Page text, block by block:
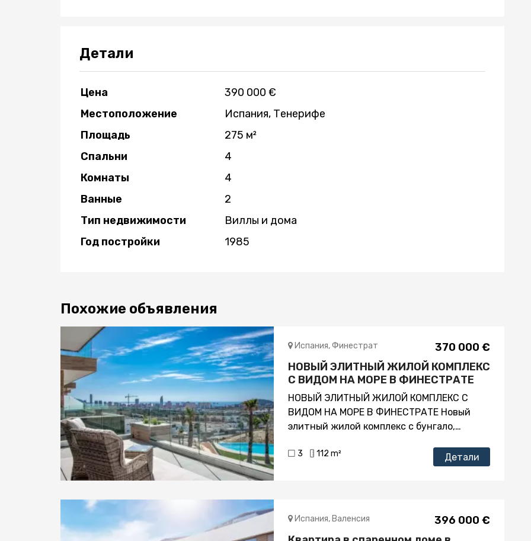
Детали
Цена
390 000 €
Местоположение
Испания, Тенерифе
Площадь
275 м²
Спальни
4
Комнаты
4
Ванные
2
Тип недвижимости
Виллы и дома
Год постройки
1985
Похожие объявления
370 000 €
Испания, Финестрат
НОВЫЙ ЭЛИТНЫЙ ЖИЛОЙ КОМПЛЕКС
С ВИДОМ НА МОРЕ В ФИНЕСТРАТЕ
НОВЫЙ ЭЛИТНЫЙ ЖИЛОЙ КОМПЛЕКС С
ВИДОМ НА МОРЕ В ФИНЕСТРАТЕ Новый
элитный жилой комплекс с бунгало,
Красивая квартира на первом этаже имеет
2 спальни 2 ванные комнаты, кухню
парковочное место и кладовую. Комплекс с
3 112 m² Детали
396 000 €
Испания, Валенсия